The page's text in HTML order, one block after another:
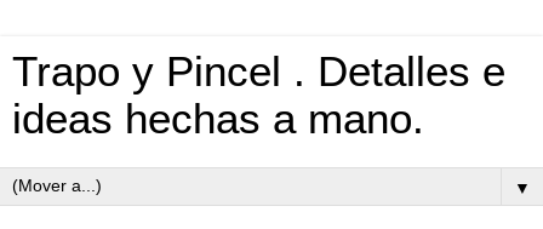
Trapo y Pincel . Detalles e
ideas hechas a mano.
▼